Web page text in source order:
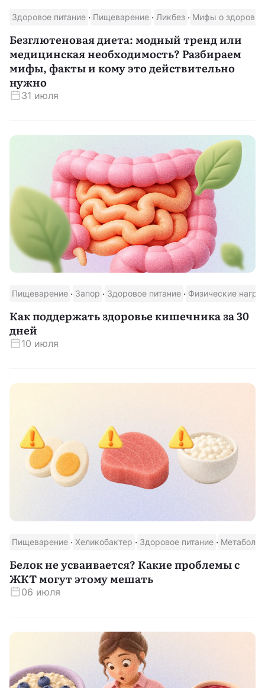
Здоровое питание · Пищеварение · Ликбез · Мифы о здоровье
Безглютеновая диета: модный тренд или
медицинская необходимость? Разбираем
мифы, факты и кому это действительно
нужно
31 июля
Пищеварение · Запор · Здоровое питание · Физические
Как поддержать здоровье кишечника за 30
дней
10 июля
Пищеварение · Хеликобактер · Здоровое питание ·
Белок не усваивается? Какие проблемы с
ЖКТ могут этому мешать
06 июля
Скачать приложение